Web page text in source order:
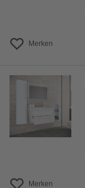
Merken
Merken